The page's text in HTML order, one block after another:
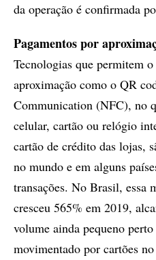
da operação é confirmada
Pagamentos por
Tecnologias que permitem
aproximação como o QR
Communication (NFC), no
celular, cartão ou relógio
cartão de crédito das lojas,
no mundo e em alguns
transações. No Brasil, essa
cresceu 565% em 2019,
volume ainda pequeno
movimentado por cartões